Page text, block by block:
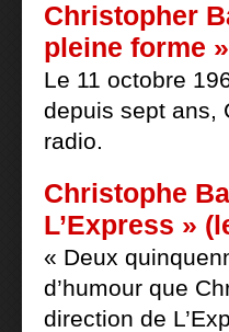
Christopher
pleine forme
Le 11 octobre
depuis sept ans,
radio.
Christophe
L’Express »
« Deux
d’humour que
direction de